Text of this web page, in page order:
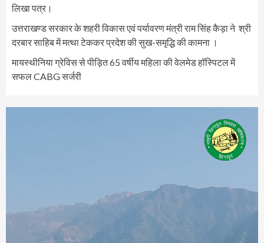
लिखा पत्र।
उत्तराखण्ड सरकार के शहरी विकास एवं पर्यावरण मंत्री राम सिंह कैड़ा ने श्री
दरबार साहिब में मत्था टेककर प्रदेश की सुख-समृद्धि की कामना ।
मायस्थीनिया ग्रेविस से पीड़ित 65 वर्षीय महिला की वेलमेड हॉस्पिटल में
सफल CABG सर्जरी